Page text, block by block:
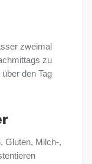
zweimal
zu
den Tag
Gluten, Milch-,